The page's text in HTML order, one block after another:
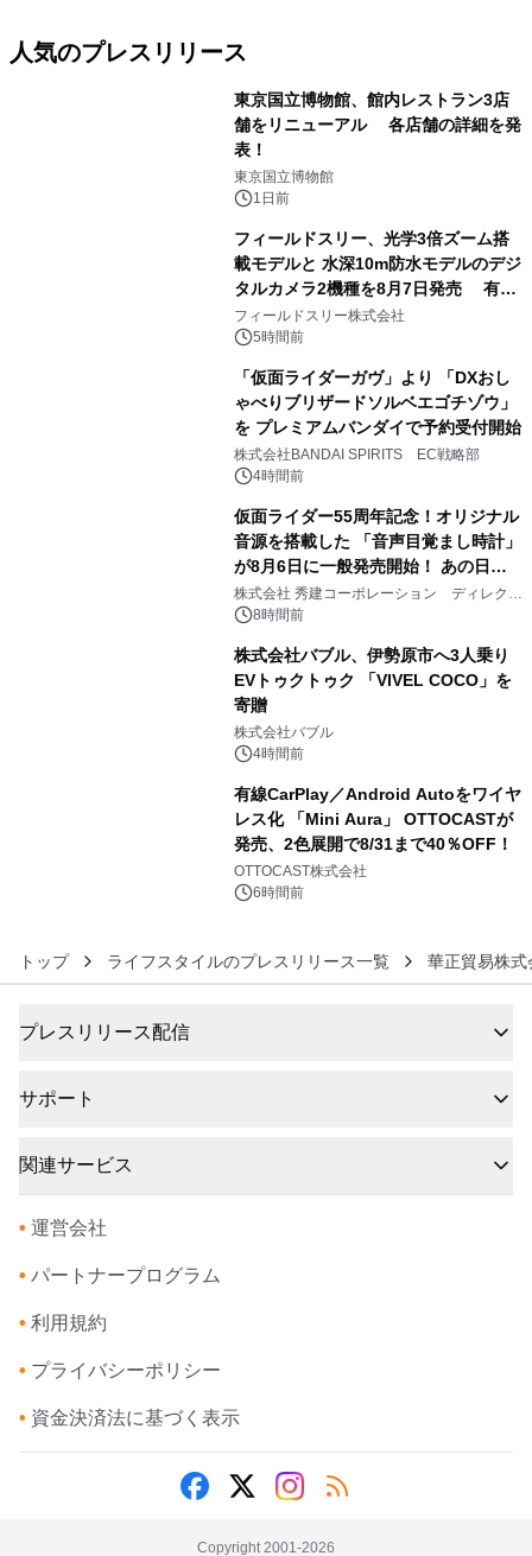
人気のプレスリリース
東京国立博物館、館内レストラン3店
舗をリニューアル 各店舗の詳細を発
表！
東京国立博物館
1日前
フィールドスリー、光学3倍ズーム搭
載モデルと 水深10m防水モデルのデジ
タルカメラ2機種を8月7日発売 有効
約1300万画素、用途別に選べるコンデ
ジ新登場
フィールドスリー株式会社
5時間前
「仮面ライダーガヴ」より 「DXおし
ゃべりブリザードソルベエゴチゾウ」
を プレミアムバンダイで予約受付開始
株式会社BANDAI SPIRITS EC戦略部
4時間前
仮面ライダー55周年記念！オリジナル
音源を搭載した 「音声目覚まし時計」
が8月6日に一般発売開始！ あの日の
大興奮が今甦る
株式会社 秀建コーポレーション ディレクト
アートギャラリー
8時間前
株式会社バブル、伊勢原市へ3人乗り
EVトゥクトゥク 「VIVEL COCO」を
寄贈
株式会社バブル
4時間前
有線CarPlay／Android Autoをワイヤ
レス化 「Mini Aura」 OTTOCASTが
発売、2色展開で8/31まで40％OFF！
OTTOCAST株式会社
6時間前
トップ ライフスタイルのプレスリリース一覧 華正貿易株式
プレスリリース配信
サポート
関連サービス
• 運営会社
• パートナープログラム
• 利用規約
• プライバシーポリシー
• 資金決済法に基づく表示
Copyright 2001-2026